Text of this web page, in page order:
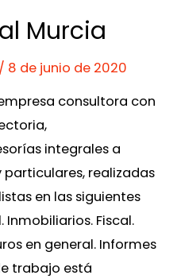
Murcia
/ 8 de junio de 2020
consultora con
integrales a
realizadas
en las siguientes
Inmobiliarios. Fiscal.
en general. Informes
trabajo está